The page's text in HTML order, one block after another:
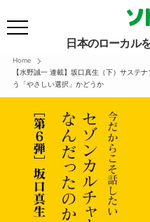
日本のローカル
Home
【水野誠一 連載】坂口真生（下）サステ
う「やさしい選択」かどうか